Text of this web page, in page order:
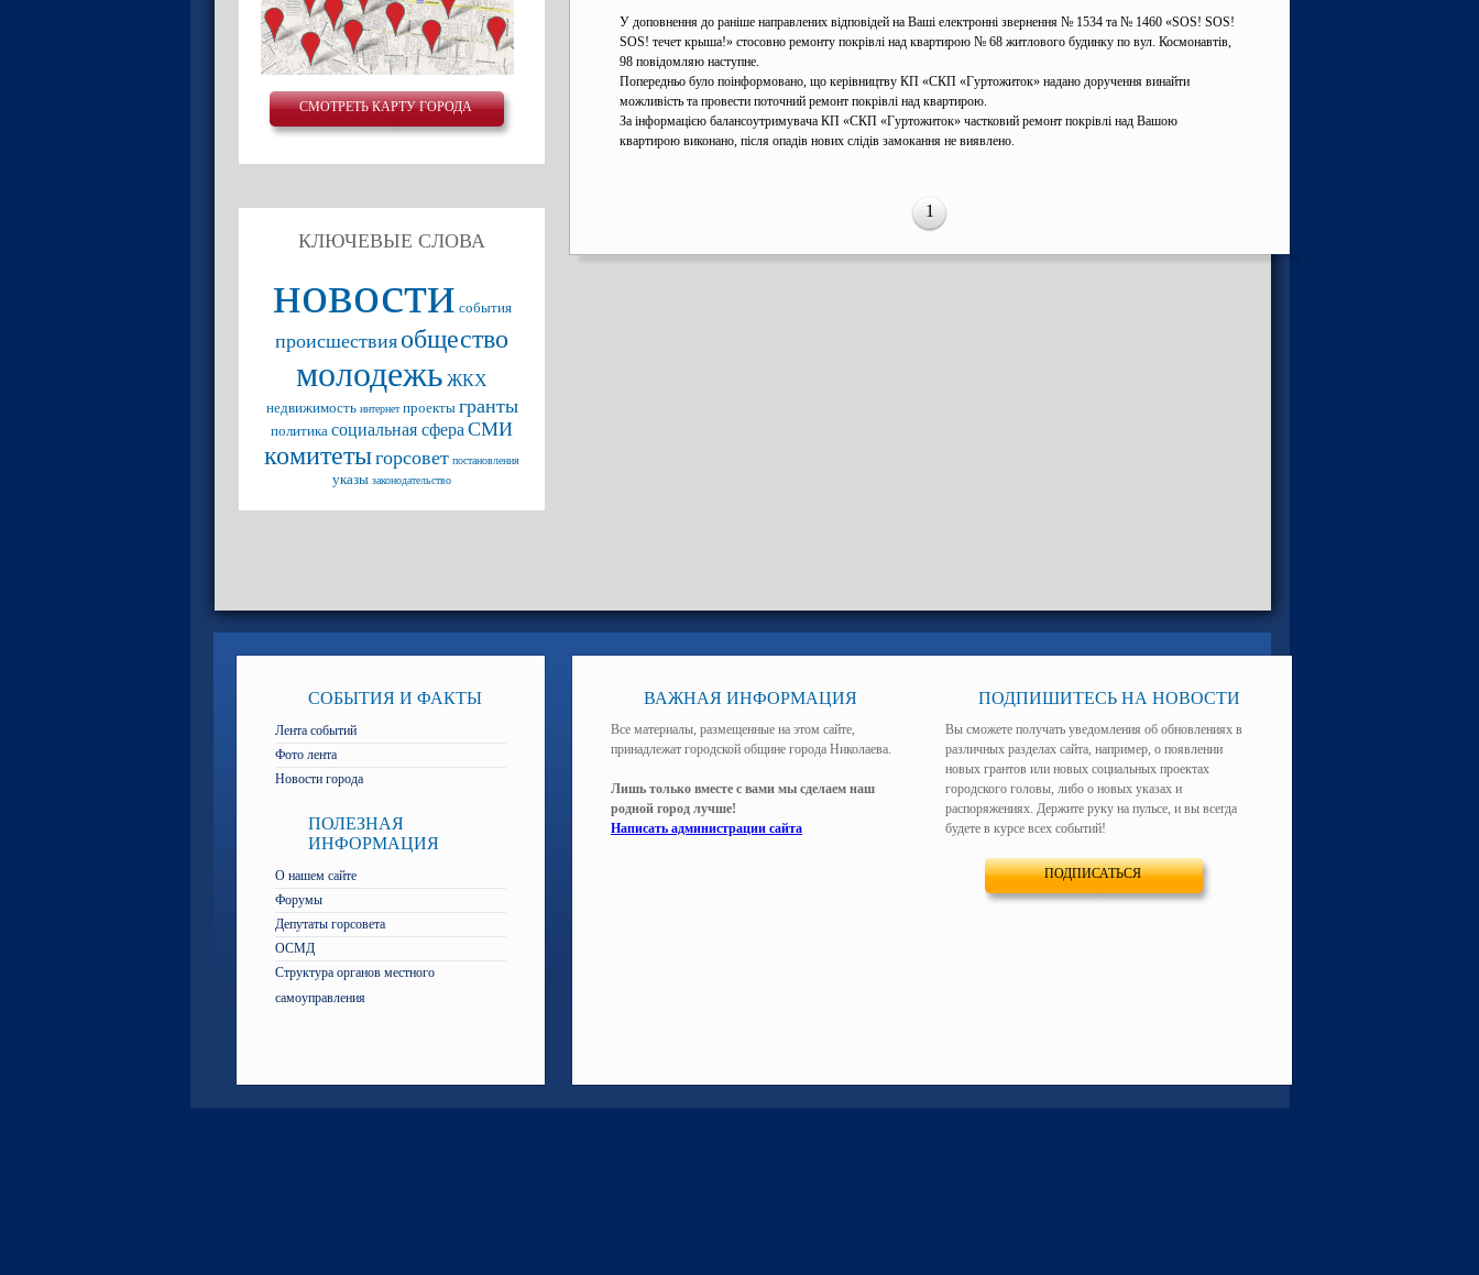
СМОТРЕТЬ КАРТУ ГОРОДА
КЛЮЧЕВЫЕ СЛОВА
новости события
происшествия общество
молодежь ЖКХ
недвижимость интернет проекты гранты
политика социальная сфера СМИ
комитетыгорсовет постановления
указы законодательство
У доповнення до раніше направлених відповідей на Ваші електронні звернення № 1534 та № 1460 «SOS! SOS!
SOS! течет крыша!» стосовно ремонту покрівлі над квартирою № 68 житлового будинку по вул. Космонавтів,
98 повідомляю наступне.
Попередньо було поінформовано, що керівництву КП «СКП «Гуртожиток» надано доручення винайти
можливість та провести поточний ремонт покрівлі над квартирою.
За інформацією балансоутримувача КП «СКП «Гуртожиток» частковий ремонт покрівлі над Вашою
квартирою виконано, після опадів нових слідів замокання не виявлено.
1
СОБЫТИЯ И ФАКТЫ
Лента событий
Фото лента
Новости города
ПОЛЕЗНАЯ
ИНФОРМАЦИЯ
О нашем сайте
Форумы
Депутаты горсовета
ОСМД
Структура органов местного
самоуправления
ВАЖНАЯ ИНФОРМАЦИЯ
Все материалы, размещенные на этом сайте,
принадлежат городской общине города Николаева.
Лишь только вместе с вами мы сделаем наш
родной город лучше!
Написать администрации сайта
ПОДПИШИТЕСЬ НА НОВОСТИ
Вы сможете получать уведомления об обновлениях в
различных разделах сайта, например, о появлении
новых грантов или новых социальных проектах
городского головы, либо о новых указах и
распоряжениях. Держите руку на пульсе, и вы всегда
будете в курсе всех событий!
ПОДПИСАТЬСЯ